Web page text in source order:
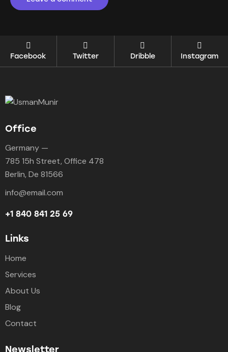
Facebook Twitter Dribble Instagram
Office
Germany —
785 15h Street, Office 478
Berlin, De 81566
info@email.com
+1 840 841 25 69
Links
Home
Services
About Us
Blog
Contact
Newsletter